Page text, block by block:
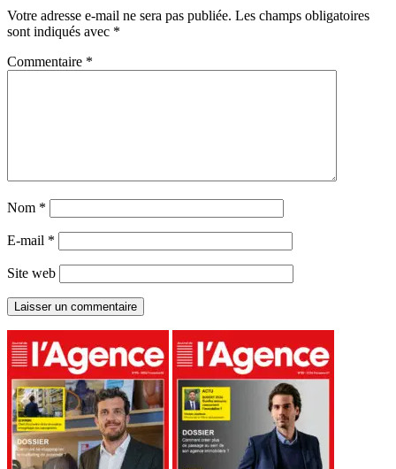
Votre adresse e-mail ne sera pas publiée. Les champs obligatoires
sont indiqués avec *
Commentaire *
Nom *
E-mail *
Site web